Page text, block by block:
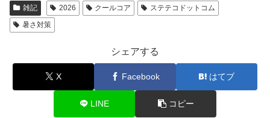
雑記 2026 クールコア
ステテコドットコム
暑さ対策
シェアする
X Facebook はてブ
LINE コピー